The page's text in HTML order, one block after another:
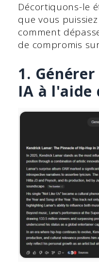
Décortiquons-le
que vous
comment
de compromis
1.
IA à l'aide